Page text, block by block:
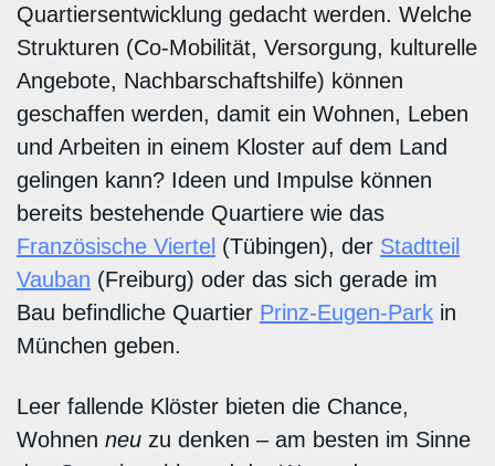
Quartiersentwicklung gedacht werden. Welche
Strukturen (Co-Mobilität, Versorgung, kulturelle
Angebote, Nachbarschaftshilfe) können
geschaffen werden, damit ein Wohnen, Leben
und Arbeiten in einem Kloster auf dem Land
gelingen kann? Ideen und Impulse können
bereits bestehende Quartiere wie das
Französische Viertel (Tübingen), der Stadtteil
Vauban (Freiburg) oder das sich gerade im
Bau befindliche Quartier Prinz-Eugen-Park in
München geben.
Leer fallende Klöster bieten die Chance,
Wohnen neu zu denken – am besten im Sinne